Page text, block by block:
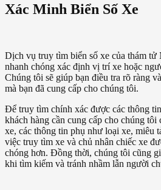
Xác Minh Biển Số Xe
Dịch vụ truy tìm biển số xe của thám
nhanh chóng xác định vị trí xe hoặc
Chúng tôi sẽ giúp bạn điều tra rõ ràng
mà bạn đã cung cấp cho chúng tôi.
Để truy tìm chính xác được các thông
khách hàng cần cung cấp cho chúng tôi
xe, các thông tin phụ như loại xe, miêu
việc truy tìm xe và chủ nhân chiếc xe
chóng hơn. Đồng thời, chúng tôi cũng
khi tìm kiếm và tránh nhầm lẫn người